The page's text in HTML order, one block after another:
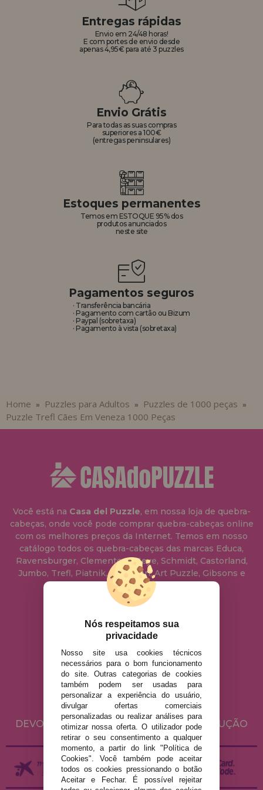
Entregas rápidas
Envio em 24/48 horas!
E com portes de envio desde
apenas 4,95€ para até 3 puzzles
Envio Grátis
Para todas as suas compras
superiores a 100€
(entregas peninsulares)
Estoques permanentes
Temos em ESTOQUE 95% dos
produtos anunciados
neste site
Pagamentos seguros
· Transferência bancária
· Pagamento com cartão ou Bizum
· Paypal (sobretaxa)
· Pagamento à vista (sobretaxa)
Home » Puzzles para Adultos » Puzzles de 1000 peças »
Puzzle Trefl Cães Em Veneza 1000 Peças
Você está na Casa del Puzzle, em nossa loja de quebra-
cabeças, onde você pode comprar quebra-cabeças online
com os melhores preços da Internet. Temos em nosso
catálogo todos os quebra-cabeças das marcas Educa,
Ravensburger, Clementoni, Heye, Schmidt, Castorland,
Jumbo, Trefl, Piatnik, Anatolian, Art Puzzle, Gibsons e
muito mais.
info@casadopuzzle.pt
AVISO LEGAL
POLÍTICA DE PRIVACIDADE
POLÍTICA DE COOKIES
ENVIO E DEVOLUÇÕES
DEVOLUÇÕES / DIREITO DE LIVRE RESOLUÇÃO
Nós respeitamos sua
privacidade
Nosso site usa cookies técnicos
necessários para o bom funcionamento
do site. Outras categorias de cookies
também podem ser usadas para
personalizar a experiência do usuário,
divulgar ofertas comerciais
personalizadas ou realizar análises para
otimizar nossa oferta. O utilizador pode
retirar o seu consentimento a qualquer
momento, a partir do link "Política de
Cookies". Você também pode aceitar
todos os cookies pressionando o botão
Aceitar e Fechar. É possível rejeitar